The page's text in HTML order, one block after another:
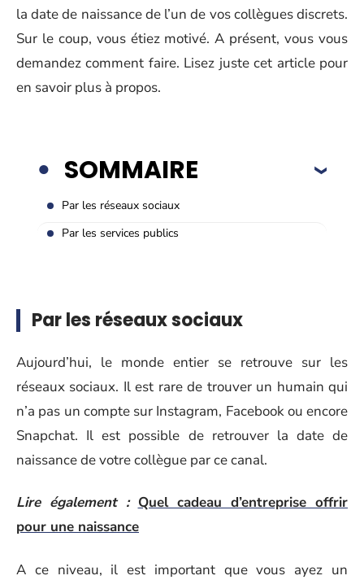
la date de naissance de l’un de vos collègues discrets.
Sur le coup, vous étiez motivé. A présent, vous vous
demandez comment faire. Lisez juste cet article pour
en savoir plus à propos.
SOMMAIRE
Par les réseaux sociaux
Par les services publics
Par les réseaux sociaux
Aujourd’hui, le monde entier se retrouve sur les
réseaux sociaux. Il est rare de trouver un humain qui
n’a pas un compte sur Instagram, Facebook ou encore
Snapchat. Il est possible de retrouver la date de
naissance de votre collègue par ce canal.
Lire également : Quel cadeau d’entreprise offrir
pour une naissance
A ce niveau, il est important que vous ayez un